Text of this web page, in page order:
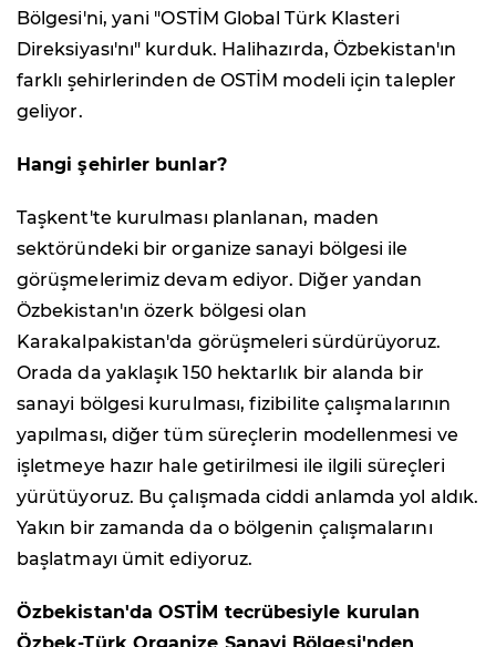
Bölgesi'ni, yani "OSTİM Global Türk Klasteri
Direksiyası'nı" kurduk. Halihazırda, Özbekistan'ın
farklı şehirlerinden de OSTİM modeli için talepler
geliyor.
Hangi şehirler bunlar?
Taşkent'te kurulması planlanan, maden
sektöründeki bir organize sanayi bölgesi ile
görüşmelerimiz devam ediyor. Diğer yandan
Özbekistan'ın özerk bölgesi olan
Karakalpakistan'da görüşmeleri sürdürüyoruz.
Orada da yaklaşık 150 hektarlık bir alanda bir
sanayi bölgesi kurulması, fizibilite çalışmalarının
yapılması, diğer tüm süreçlerin modellenmesi ve
işletmeye hazır hale getirilmesi ile ilgili süreçleri
yürütüyoruz. Bu çalışmada ciddi anlamda yol aldık.
Yakın bir zamanda da o bölgenin çalışmalarını
başlatmayı ümit ediyoruz.
Özbekistan'da OSTİM tecrübesiyle kurulan
Özbek-Türk Organize Sanayi Bölgesi'nden